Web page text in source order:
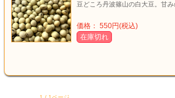
豆どころ丹波篠山の白大豆。甘
価格： 550円(税込)
在庫切れ